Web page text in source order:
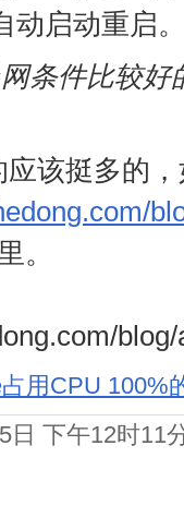
动启动重启
条件比较
应该挺多的
。
用CPU 100%
日 下午12时11